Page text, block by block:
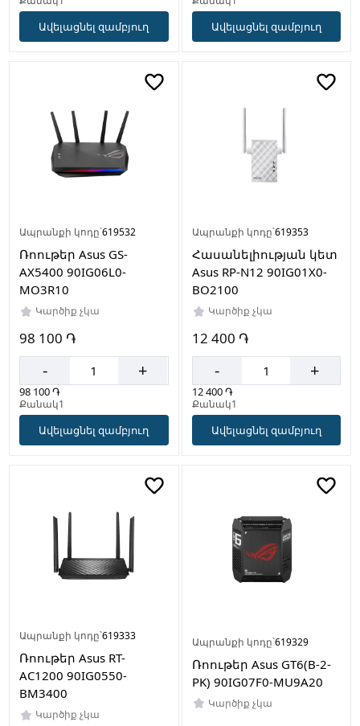
Ավելացնել զամբյուղ Ավելացնել զամբյուղ
Ապրանքի կոդը՝619532
Ռոութեր Asus GS-
AX5400 90IG06L0-
MO3R10
Կարծիք չկա
98 100 ֏
- +
98 100 ֏
Քանակ1
Ավելացնել զամբյուղ
Ապրանքի կոդը՝619353
Հասանելիության կետ
Asus RP-N12 90IG01X0-
BO2100
Կարծիք չկա
12 400 ֏
- +
12 400 ֏
Քանակ1
Ավելացնել զամբյուղ
Ապրանքի կոդը՝619333
Ռոութեր Asus RT-
AC1200 90IG0550-
BM3400
Կարծիք չկա
Ապրանքի կոդը՝619329
Ռոութեր Asus GT6(B-2-
PK) 90IG07F0-MU9A20
Կարծիք չկա